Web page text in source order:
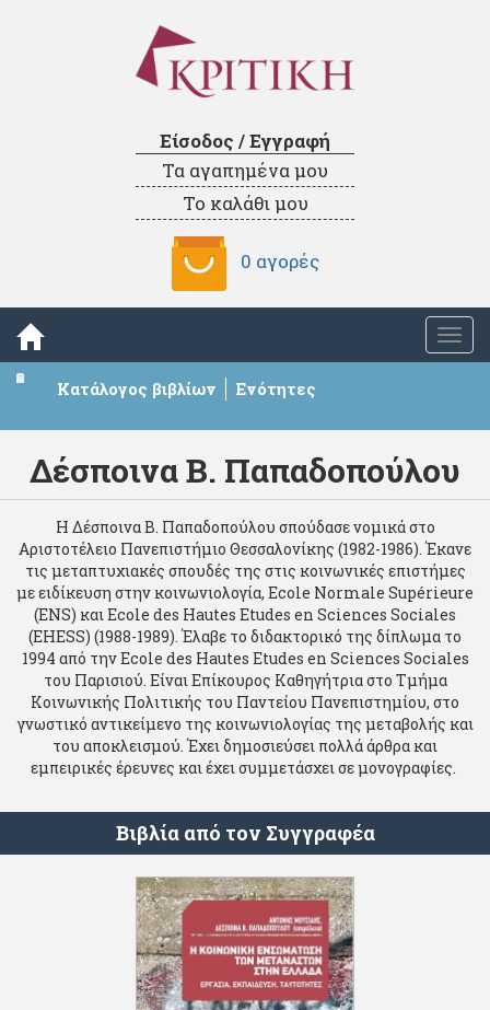
Είσοδος / Εγγραφή
Τα αγαπημένα μου
Το καλάθι μου
0 αγορές
Κατάλογος βιβλίων Ενότητες
Δέσποινα Β. Παπαδοπούλου
Η Δέσποινα Β. Παπαδοπούλου σπούδασε νομικά στο
Αριστοτέλειο Πανεπιστήμιο Θεσσαλονίκης (1982-1986). Έκανε
τις μεταπτυχιακές σπουδές της στις κοινωνικές επιστήμες
με ειδίκευση στην κοινωνιολογία, Ecole Normale Supérieure
(ENS) και Ecole des Hautes Etudes en Sciences Sociales
(EHESS) (1988-1989). Έλαβε το διδακτορικό της δίπλωμα το
1994 από την Ecole des Hautes Etudes en Sciences Sociales
του Παρισιού. Είναι Επίκουρος Καθηγήτρια στο Τμήμα
Κοινωνικής Πολιτικής του Παντείου Πανεπιστημίου, στο
γνωστικό αντικείμενο της κοινωνιολογίας της μεταβολής και
του αποκλεισμού. Έχει δημοσιεύσει πολλά άρθρα και
εμπειρικές έρευνες και έχει συμμετάσχει σε μονογραφίες.
Βιβλία από τον Συγγραφέα